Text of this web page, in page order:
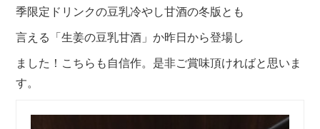
季限定ドリンクの豆乳冷やし甘酒の冬版とも
言える「生姜の豆乳甘酒」か昨日から登場し
ました！こちらも自信作。是非ご賞味頂ければと思いま
す。